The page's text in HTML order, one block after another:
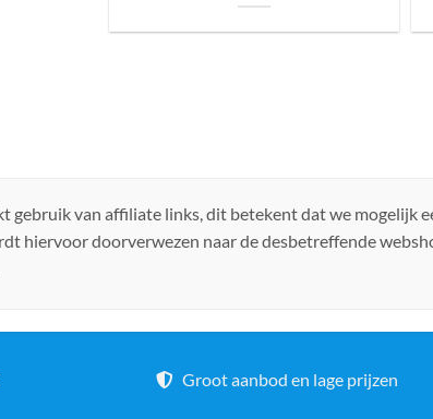
gebruik van affiliate links, dit betekent dat we mogelijk
hiervoor doorverwezen naar de desbetreffende
Groot aanbod en lage prijzen